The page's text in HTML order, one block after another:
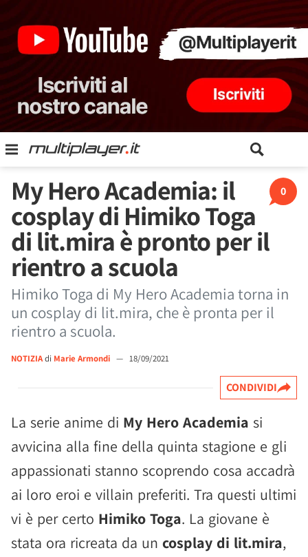
0
My Hero Academia: il
cosplay di Himiko Toga
di lit.mira è pronto per il
rientro a scuola
Himiko Toga di My Hero Academia torna in
un cosplay di lit.mira, che è pronta per il
rientro a scuola.
NOTIZIAdi Marie Armondi — 18/09/2021
CONDIVIDI
La serie anime di My Hero Academia si
avvicina alla fine della quinta stagione e gli
appassionati stanno scoprendo cosa accadrà
ai loro eroi e villain preferiti. Tra questi ultimi
vi è per certo Himiko Toga. La giovane è
stata ora ricreata da un cosplay di lit.mira,